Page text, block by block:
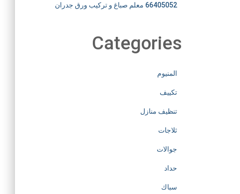
66405052 معلم صباغ و تركيب ورق جدران
Categories
المنيوم
تكييف
تنظيف منازل
ثلاجات
جوالات
حداد
سباك